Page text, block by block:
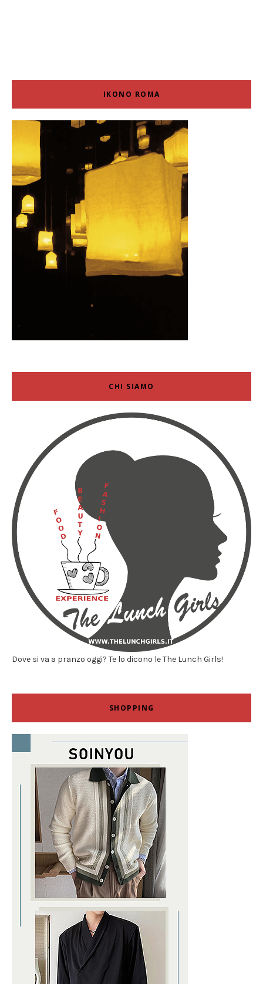
IKONO ROMA
CHI SIAMO
Dove si va a pranzo oggi? Te lo dicono le The Lunch Girls!
SHOPPING